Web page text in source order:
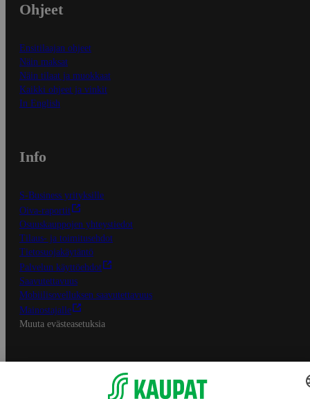
Ohjeet
Ensitilaajan ohjeet
Näin maksat
Näin tilaat ja muokkaat
Kaikki ohjeet ja vinkit
In English
Info
S-Business yrityksille
Oiva-raportit
Osuuskauppojen yhteystiedot
Tilaus- ja toimitusehdot
Tietosuojakäytäntö
Palvelun käyttöehdot
Saavutettavuus
Mobiilisovelluksen saavutettavuus
Mainostajalle
Muuta evästeasetuksia
S-ryhmän palvelut